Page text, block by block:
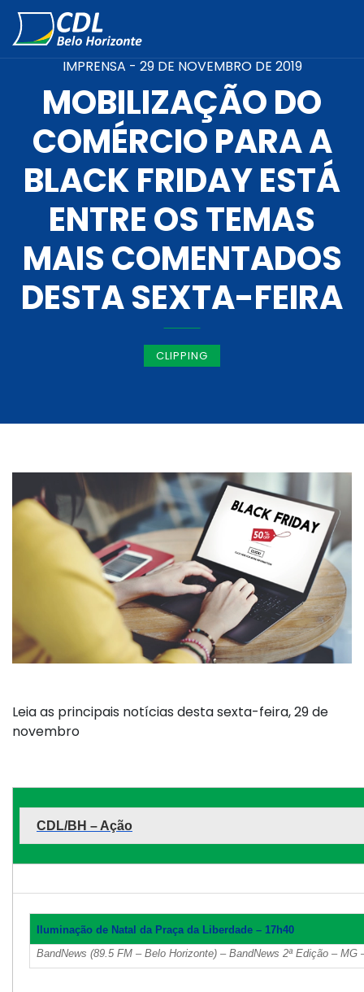
IMPRENSA - 29 DE NOVEMBRO DE 2019
MOBILIZAÇÃO DO
COMÉRCIO PARA A
BLACK FRIDAY ESTÁ
ENTRE OS TEMAS
MAIS COMENTADOS
DESTA SEXTA-FEIRA
CLIPPING
Leia as principais notícias desta sexta-feira, 29 de
novembro
CDL/BH – Ação
Iluminação de Natal da Praça da Liberdade – 17h40
BandNews (89.5 FM – Belo Horizonte) – BandNews 2ª Edição – MG